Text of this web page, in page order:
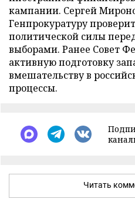
кампании. Сергей
Генпрокуратуру
политической силы
выборами. Ранее Совет
активную подготовку
вмешательству в
процессы.
Читать